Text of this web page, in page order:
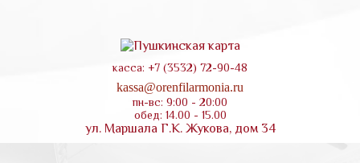
касса: +7 (3532) 72-90-48
kassa@orenfilarmonia.ru
пн-вс: 9:00 - 20:00
обед: 14.00 - 15.00
ул. Маршала Г.К. Жукова, дом 34